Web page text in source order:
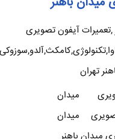
آیفون تصویری
تهران